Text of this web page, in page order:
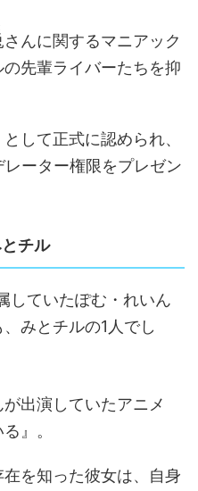
さんに関するマニアック
先輩ライバーたちを抑
して正式に認められ、
ーター権限をプレゼン
チル
していたぽむ・れいん
みとチルの1人でし
が出演していたアニメ
』。
を知った彼女は、自身